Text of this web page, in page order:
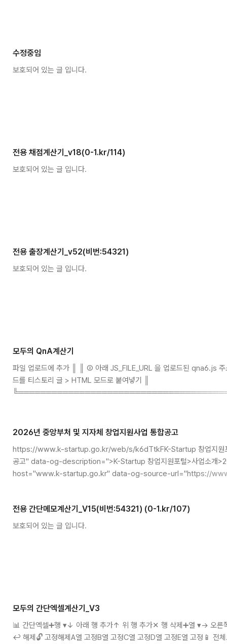
수정중임
보호되어 있는 글 입니다.
전용 채점계산기_v18(0-1.kr/114)
보호되어 있는 글 입니다.
전용 출장계산기_v52(비번:54321)
보호되어 있는 글 입니다.
모두의 QnA계산기
파일 업로드에 추가 ║ ║ ② 아래 JS_FILE_URL 을 업로드된 qna6.js
드를 티스토리 글 > HTML 모드로 붙여넣기 ║
2026년 중앙부처 및 지자체 창업지원사업 통합공고
https://www.k-startup.go.kr/web/s/k6dTtkFK-Startup 창업지원포
공고" data-og-description=">K-Startup 창업지원포털>사업소개
host="www.k-startup.go.kr" data-og-source-url="https://
전용 간단메모계산기_V15(비번:54321) (0-1.kr/107)
보호되어 있는 글 입니다.
모두의 간단엑셀계산기_V3
📊 간단엑셀➕행 ▾↓ 아래 행 추가↑ 위 행 추가✕ 행 삭제➕열 ▾→ 오
↩ 해제🔓 고정해제A열 고정B열 고정C열 고정D열 고정E열 고정📱 전